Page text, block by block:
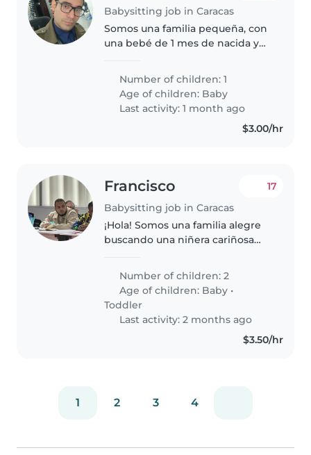
Babysitting job in Caracas
Somos una familia pequeña, con
una bebé de 1 mes de nacida y
y un perro muy educado, le
dedicamos tiempo full a la
familia y somos muy
responsables..
Number of children: 1
Age of children: Baby
Last activity: 1 month ago
$3.00/hr
Francisco
Babysitting job in Caracas
17
¡Hola! Somos una familia alegre
buscando una niñera cariñosa
bebé y un niño pequeño, ambos
llenos de energía y muy
juguetones. Necesitamos a
alguien..
Number of children: 2
Age of children: Baby •
Toddler
Last activity: 2 months ago
$3.50/hr
1 2 3 4